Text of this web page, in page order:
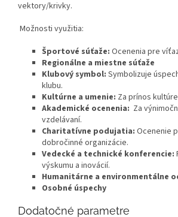
vektory/krivky.
Možnosti využitia:
Športové súťaže: Ocenenia pre
Regionálne a miestne súťaže
Klubový symbol: Symbolizuje
klubu.
Kultúrne a umenie: Za prínos
Akademické ocenenia: Za
vzdelávaní.
Charitatívne podujatia: Ocenenie
dobročinné organizácie.
Vedecké a technické konferencie:
výskumu a inovácií.
Humanitárne a environmentálne
Osobné úspechy
Dodatočné parametre